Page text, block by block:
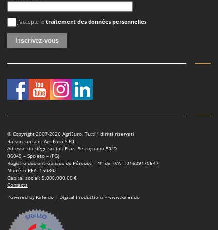
Une erreur est survenue
J'accepte le traitement des données personnelles
© Copyright 2007-2026 AgriEuro. Tutti i diritti riservati
Raison sociale: AgriEuro S.R.L.
Adresse du siège social: Fraz. Petrognano 50/D
06049 – Spoleto – (PG)
Registre des entreprises de Pérouse – N° de TVA IT01629170547
Numéro REA: 150802
Capital social: 5.000.000,00 €
Contacts
Powered by Kaleido | Digital Productions - www.kalei.do